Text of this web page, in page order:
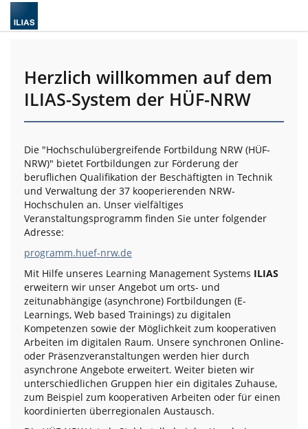
Herzlich willkommen auf dem
ILIAS-System der HÜF-NRW
Die "Hochschulübergreifende Fortbildung NRW (HÜF-
NRW)" bietet Fortbildungen zur Förderung der
beruflichen Qualifikation der Beschäftigten in Technik
und Verwaltung der 37 kooperierenden NRW-
Hochschulen an. Unser vielfältiges
Veranstaltungsprogramm finden Sie unter folgender
Adresse:
programm.huef-nrw.de
Mit Hilfe unseres Learning Management Systems ILIAS
erweitern wir unser Angebot um orts- und
zeitunabhängige (asynchrone) Fortbildungen (E-
Learnings, Web based Trainings) zu digitalen
Kompetenzen sowie der Möglichkeit zum kooperativen
Arbeiten im digitalen Raum. Unsere synchronen Online-
oder Präsenzveranstaltungen werden hier durch
asynchrone Angebote erweitert. Weiter bieten wir
unterschiedlichen Gruppen hier ein digitales Zuhause,
zum Beispiel zum kooperativen Arbeiten oder für einen
koordinierten überregionalen Austausch.